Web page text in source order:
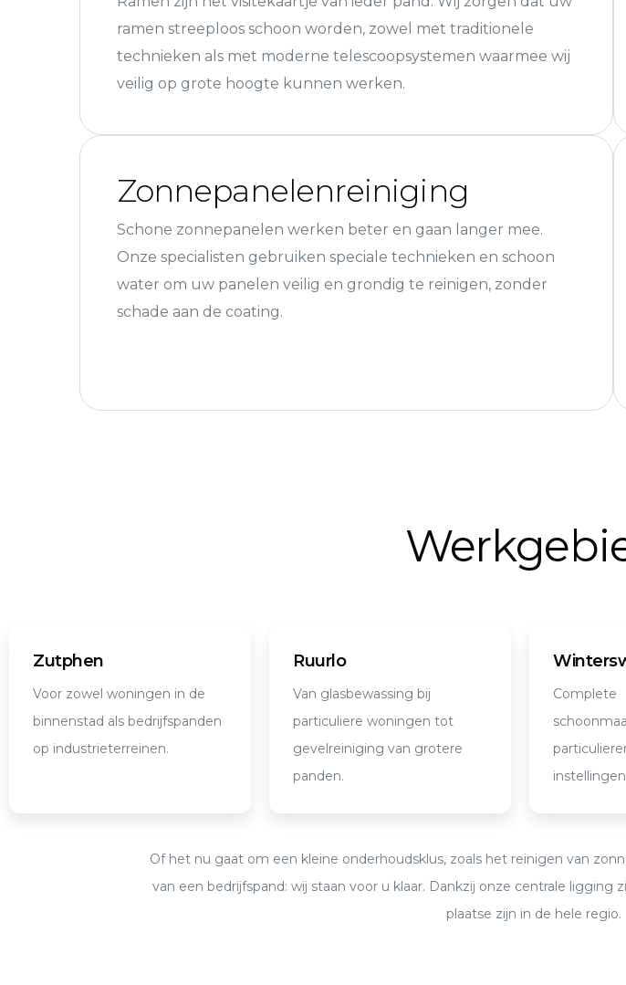
ramen streeploos schoon worden, zowel met traditionele
technieken als met moderne telescoopsystemen waarmee wij
veilig op grote hoogte kunnen werken.
Zonnepanelenreiniging
Schone zonnepanelen werken beter en gaan langer mee.
Onze specialisten gebruiken speciale technieken en schoon
water om uw panelen veilig en grondig te reinigen, zonder
schade aan de coating.
Zutphen
Voor zowel woningen in de
binnenstad als bedrijfspanden
op industrieterreinen.
Ruurlo
Van glasbewassing bij
particuliere woningen tot
gevelreiniging van grotere
panden.
Complete
Of het nu gaat om een kleine onderhoudsklus, zoals het reinigen van
van een bedrijfspand: wij staan voor u klaar. Dankzij onze centrale ligging
plaatse zijn in de hele regio.